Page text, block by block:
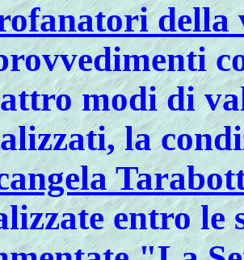
della
modi di
la
entro le